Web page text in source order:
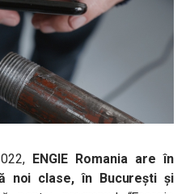
ENGIE Romania are în
noi clase, în București și